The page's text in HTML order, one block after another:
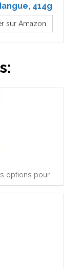
414g
sur Amazon
options pour…